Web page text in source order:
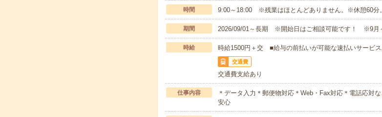
時間 9:00～18:00 ※残業はほとんどありません。※休憩60分。
期間 2026/09/01～長期 ※開始日はご相談可能です！ ※9月
時給 時給1500円＋交 ■給与の前払いが可能な速払いサービス
交通費
交通費支給あり
仕事内容
＊データ入力＊郵便物対応＊Web・Fax対応＊電話応対
安心